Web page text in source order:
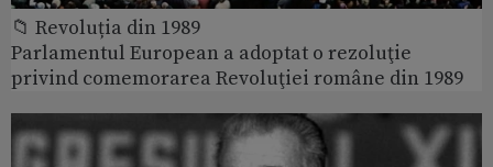
📁 Revoluția din 1989
Parlamentul European a adoptat o rezoluţie
privind comemorarea Revoluţiei române din 1989